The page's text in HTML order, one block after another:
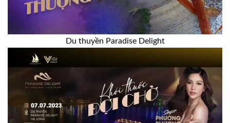
Du thuyền Paradise Delight